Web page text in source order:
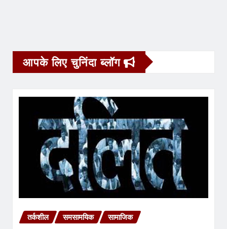
आपके लिए चुनिंदा ब्लॉग
तर्कशील समसामयिक सामाजिक